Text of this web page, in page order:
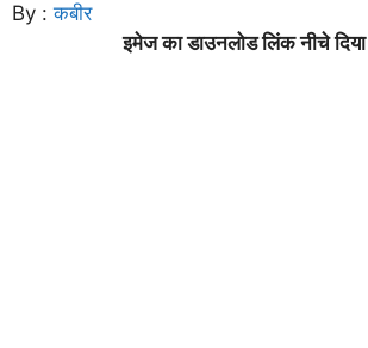
By :कबीर
इमेज का डाउनलोड लिंक नीचे दिया